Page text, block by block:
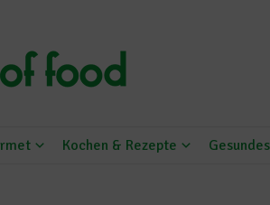
Kochen & Rezepte